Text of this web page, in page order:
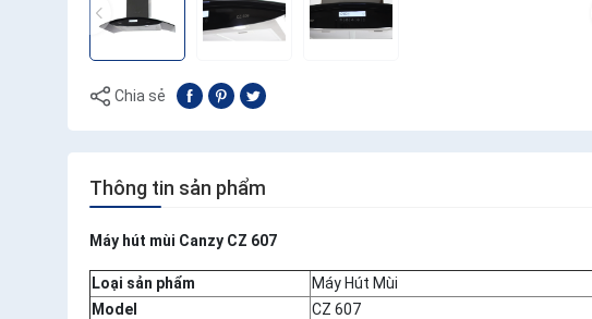
Chia sẻ
Thông tin sản phẩm
Máy hút mùi Canzy CZ 607
Loại sản phẩm
Máy Hút Mùi
Model
CZ 607